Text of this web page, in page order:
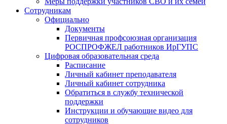
Сотрудникам
Официально
Документы
Первичная профсоюзная организация
РОСПРОФЖЕЛ работников ИрГУПС
Цифровая образовательная среда
Расписание
Личный кабинет преподавателя
Личный кабинет сотрудника
Обратиться в службу технической
поддержки
Инструкции и обучающие видео для
сотрудников